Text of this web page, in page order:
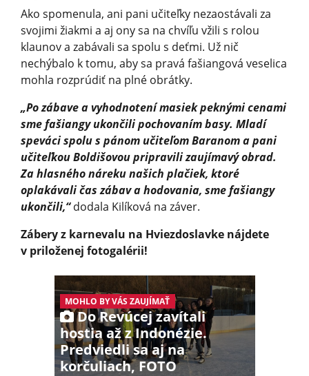
Ako spomenula, ani pani učiteľky nezaostávali za
svojimi žiakmi a aj ony sa na chvíľu vžili s rolou
klaunov a zabávali sa spolu s deťmi. Už nič
nechýbalo k tomu, aby sa pravá fašiangová veselica
mohla rozprúdiť na plné obrátky.
„Po zábave a vyhodnotení masiek peknými cenami
sme fašiangy ukončili pochovaním basy. Mladí
speváci spolu s pánom učiteľom Baranom a pani
učiteľkou Boldišovou pripravili zaujímavý obrad.
Za hlasného náreku našich plačiek, ktoré
oplakávali čas zábav a hodovania, sme fašiangy
ukončili,“dodala Kilíková na záver.
Zábery z karnevalu na Hviezdoslavke nájdete
v priloženej fotogalérii!
MOHLO BY VÁS ZAUJÍMAŤ
Do Revúcej zavítali
hostia až z Indonézie.
Predviedli sa aj na
korčuliach, FOTO